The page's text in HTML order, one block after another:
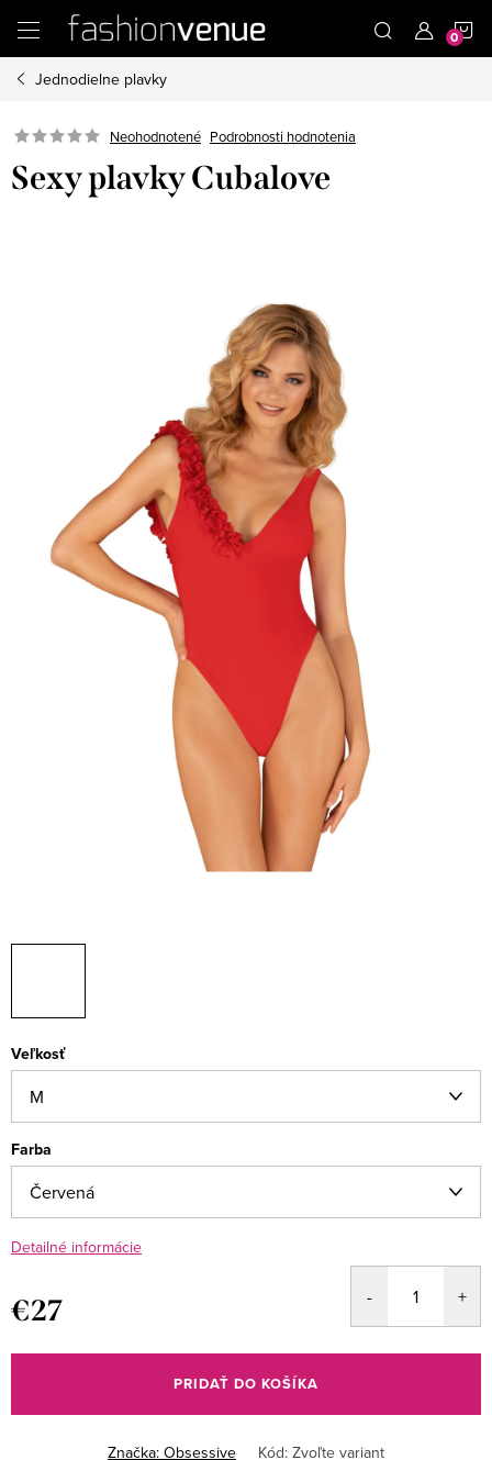
obsah
Jednodielne plavky
Neohodnotené Podrobnosti hodnotenia
Sexy plavky Cubalove
Veľkosť
Farba
Detailné informácie
€27
cena:
PRIDAŤ DO KOŠÍKA
Značka: Obsessive Kód: Zvoľte variant